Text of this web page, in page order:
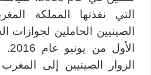
التي نفذتها المملكة
الصينيين الحاملين لجوازات
الزوار الصينيين إلى